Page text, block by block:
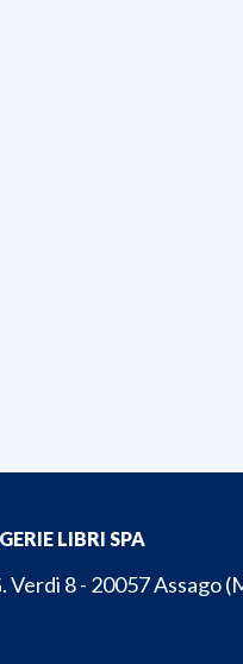
LIBRI SPA
Verdi 8 - 20057 Assago